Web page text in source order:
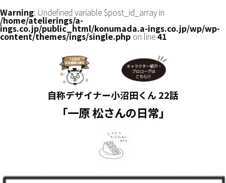
Warning: Undefined variable $post_id_array in
/home/atelierings/a-
ings.co.jp/public_html/konumada.a-ings.co.jp/wp/wp-
content/themes/ings/single.php on line41
自称デザイナー小沼田くん 22話
「一原 松さんの日常」